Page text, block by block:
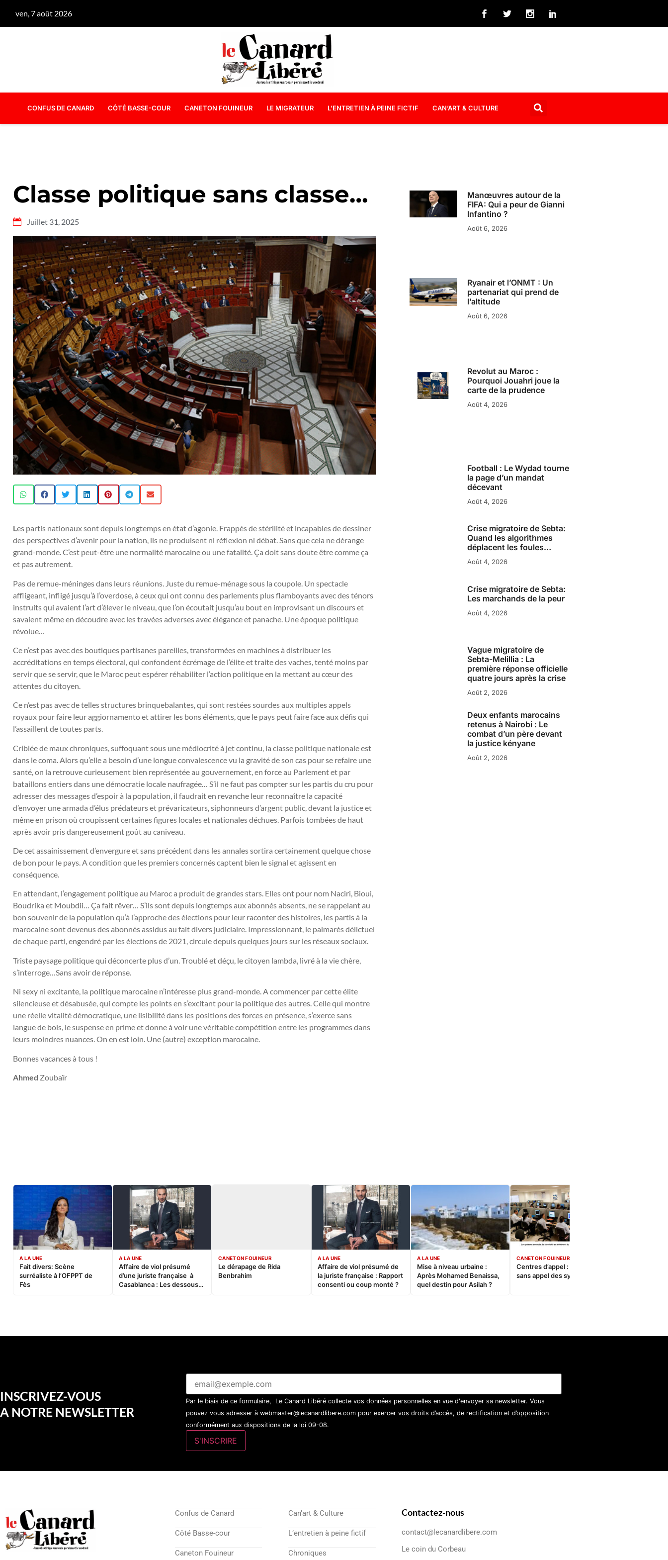
ven, 7 août 2026
CONFUS DE CANARD CÔTÉ BASSE-COUR CANETON FOUINEUR LE MIGRATEUR L’ENTRETIEN À PEINE FICTIF CAN’ART & CULTURE
Classe politique sans classe…
Juillet 31, 2025
Les partis nationaux sont depuis longtemps en état d’agonie. Frappés de stérilité et incapables de dessiner
des perspectives d’avenir pour la nation, ils ne produisent ni réflexion ni débat. Sans que cela ne dérange
grand-monde. C’est peut-être une normalité marocaine ou une fatalité. Ça doit sans doute être comme ça
et pas autrement.
Pas de remue-méninges dans leurs réunions. Juste du remue-ménage sous la coupole. Un spectacle
affligeant, infligé jusqu’à l’overdose, à ceux qui ont connu des parlements plus flamboyants avec des ténors
instruits qui avaient l’art d’élever le niveau, que l’on écoutait jusqu’au bout en improvisant un discours et
savaient même en découdre avec les travées adverses avec élégance et panache. Une époque politique
révolue…
Ce n’est pas avec des boutiques partisanes pareilles, transformées en machines à distribuer les
accréditations en temps électoral, qui confondent écrémage de l’élite et traite des vaches, tenté moins par
servir que se servir, que le Maroc peut espérer réhabiliter l’action politique en la mettant au cœur des
attentes du citoyen.
Ce n’est pas avec de telles structures brinquebalantes, qui sont restées sourdes aux multiples appels
royaux pour faire leur aggiornamento et attirer les bons éléments, que le pays peut faire face aux défis qui
l’assaillent de toutes parts.
Criblée de maux chroniques, suffoquant sous une médiocrité à jet continu, la classe politique nationale est
dans le coma. Alors qu’elle a besoin d’une longue convalescence vu la gravité de son cas pour se refaire une
santé, on la retrouve curieusement bien représentée au gouvernement, en force au Parlement et par
bataillons entiers dans une démocratie locale naufragée… S’il ne faut pas compter sur les partis du cru pour
adresser des messages d’espoir à la population, il faudrait en revanche leur reconnaître la capacité
d’envoyer une armada d’élus prédateurs et prévaricateurs, siphonneurs d’argent public, devant la justice et
même en prison où croupissent certaines figures locales et nationales déchues. Parfois tombées de haut
après avoir pris dangereusement goût au caniveau.
De cet assainissement d’envergure et sans précédent dans les annales sortira certainement quelque chose
de bon pour le pays. A condition que les premiers concernés captent bien le signal et agissent en
conséquence.
En attendant, l’engagement politique au Maroc a produit de grandes stars. Elles ont pour nom Naciri, Bioui,
Boudrika et Moubdii… Ça fait rêver… S’ils sont depuis longtemps aux abonnés absents, ne se rappelant au
bon souvenir de la population qu’à l’approche des élections pour leur raconter des histoires, les partis à la
marocaine sont devenus des abonnés assidus au fait divers judiciaire. Impressionnant, le palmarès délictuel
de chaque parti, engendré par les élections de 2021, circule depuis quelques jours sur les réseaux sociaux.
Triste paysage politique qui déconcerte plus d’un. Troublé et déçu, le citoyen lambda, livré à la vie chère,
s’interroge…Sans avoir de réponse.
Ni sexy ni excitante, la politique marocaine n’intéresse plus grand-monde. A commencer par cette élite
silencieuse et désabusée, qui compte les points en s’excitant pour la politique des autres. Celle qui montre
une réelle vitalité démocratique, une lisibilité dans les positions des forces en présence, s’exerce sans
langue de bois, le suspense en prime et donne à voir une véritable compétition entre les programmes dans
leurs moindres nuances. On en est loin. Une (autre) exception marocaine.
Bonnes vacances à tous !
Ahmed Zoubaïr
Manœuvres autour de la
FIFA: Qui a peur de Gianni
Infantino ?
Août 6, 2026
Ryanair et l’ONMT : Un
partenariat qui prend de
l’altitude
Août 6, 2026
Revolut au Maroc :
Pourquoi Jouahri joue la
carte de la prudence
Août 4, 2026
Football : Le Wydad tourne
la page d’un mandat
décevant
Août 4, 2026
Crise migratoire de Sebta:
Quand les algorithmes
déplacent les foules…
Août 4, 2026
Crise migratoire de Sebta:
Les marchands de la peur
Août 4, 2026
Vague migratoire de
Sebta-Melillia : La
première réponse officielle
quatre jours après la crise
Août 2, 2026
Deux enfants marocains
retenus à Nairobi : Le
combat d’un père devant
la justice kényane
Août 2, 2026
A LA UNE
Fait divers: Scène
surréaliste à l’OFPPT de
Fès
A LA UNE
Affaire de viol présumé
d’une juriste française à
Casablanca : Les dessous
CANETON FOUINEUR
Le dérapage de Rida
Benbrahim
A LA UNE
Affaire de viol présumé de
la juriste française : Rapport
consenti ou coup monté ?
A LA UNE
Mise à niveau urbaine :
Après Mohamed Benaissa,
quel destin pour Asilah ?
CANETON FOUINEUR
Centres d’appel : Le constat
sans appel des syndicats
INSCRIVEZ-VOUS
A NOTRE NEWSLETTER
Par le biais de ce formulaire, Le Canard Libéré collecte vos données personnelles en vue d'envoyer sa newsletter. Vous
pouvez vous adresser à webmaster@lecanardlibere.com pour exercer vos droits d’accès, de rectification et d’opposition
conformément aux dispositions de la loi 09-08.
Confus de Canard
Côté Basse-cour
Caneton Fouineur
Can’art & Culture
L’entretien à peine fictif
Chroniques
Contactez-nous
contact@lecanardlibere.com
Le coin du Corbeau